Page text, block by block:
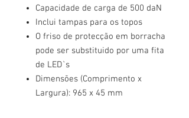
Capacidade de carga de 500 daN
Inclui tampas para os topos
O friso de protecção em borracha
pode ser substituido por uma fita
de LED`s
Dimensões (Comprimento x
Largura): 965 x 45 mm